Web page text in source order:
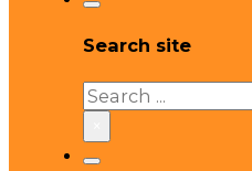
Search site
Search